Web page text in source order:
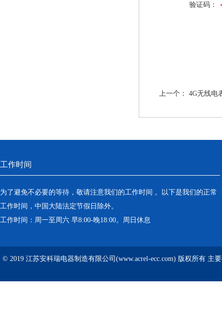
验证码：
上一个： 4G无线电
工作时间
为了避免不必要的等待，敬请注意我们的工作时间 。以下是我们的正常
工作时间，中国大陆法定节假日除外。
工作时间：周一至周六 早8:00-晚18:00。周日休息
© 2019 江苏安科瑞电器制造有限公司(www.acrel-ecc.com) 版权所有 主